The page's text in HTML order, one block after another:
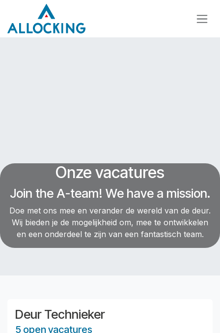
Overslaan naar inhoud
Onze vacatures
Join the A-team! We have a mission.
Doe met ons mee en verander de wereld van de deur.
Wij bieden je de mogelijkheid om, mee te ontwikkelen
en een onderdeel te zijn van een fantastisch team.
Deur Technieker
5 open vacatures